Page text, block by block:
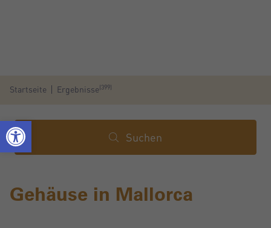
Startseite Ergebnisse(399)
Suchen
Gehäuse in Mallorca